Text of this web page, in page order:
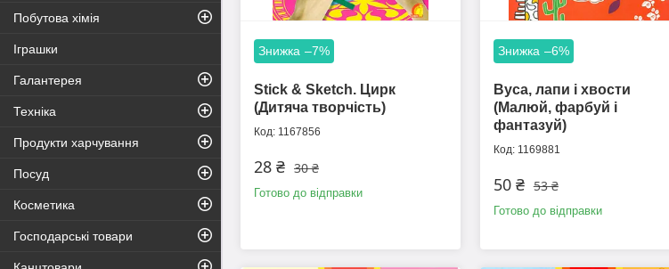
–7%
Stick & Sketch. Цирк
(Дитяча творчість)
1167856
30 ₴
28 ₴
Готово до відправки
–6%
Вуса, лапи і хвости
(Малюй, фарбуй і
фантазуй)
1169881
53 ₴
50 ₴
Готово до відправки
Побутова хімія
Іграшки
Галантерея
Техніка
Продукти харчування
Посуд
Косметика
Господарські товари